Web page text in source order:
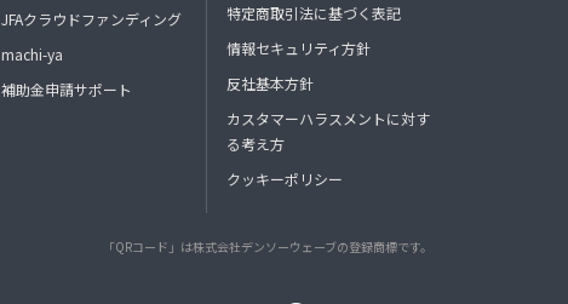
JFAクラウドファンディング
machi-ya
補助金申請サポート
特定商取引法に基づく表記
情報セキュリティ方針
反社基本方針
カスタマーハラスメントに対す
る考え方
クッキーポリシー
「QRコード」は株式会社デンソーウェーブの登録商標です。